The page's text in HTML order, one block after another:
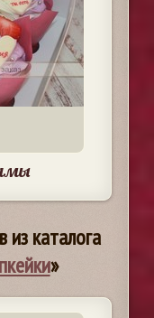
из каталога
»